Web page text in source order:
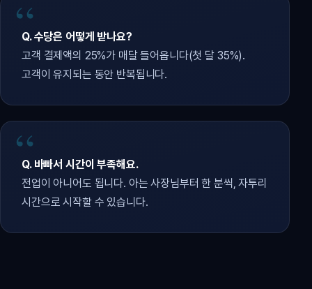
Q. 수당은 어떻게 받나요?
고객 결제액의 25%가 매달 들어옵니다(첫 달 35%).
고객이 유지되는 동안 반복됩니다.
Q. 바빠서 시간이 부족해요.
전업이 아니어도 됩니다. 아는 사장님부터 한 분씩, 자투리
시간으로 시작할 수 있습니다.